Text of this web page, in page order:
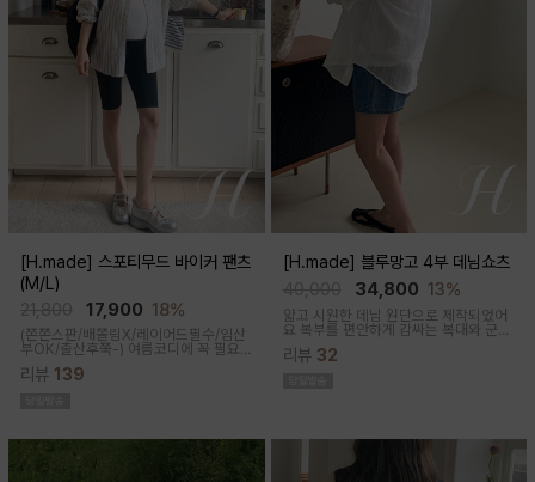
[H.made] 스포티무드 바이커 팬츠
(M/L)
17,900 18%
(쫀쫀스판/배쫄림X/레이어드필수/임산
부OK/출산후쭉-) 여름코디에 꼭 필요
츠!쫀쫀한 다리라인과 배부분은 부드럽
리뷰 139
[H.made] 블루망고 4부 데님쇼츠
34,800 13%
얇고 시원한 데님 원단으로 제작되었어
요 복부를 편안하게 감싸는 복대와 군살
스티치로 실용성과 포인트를 더했어요
리뷰 32